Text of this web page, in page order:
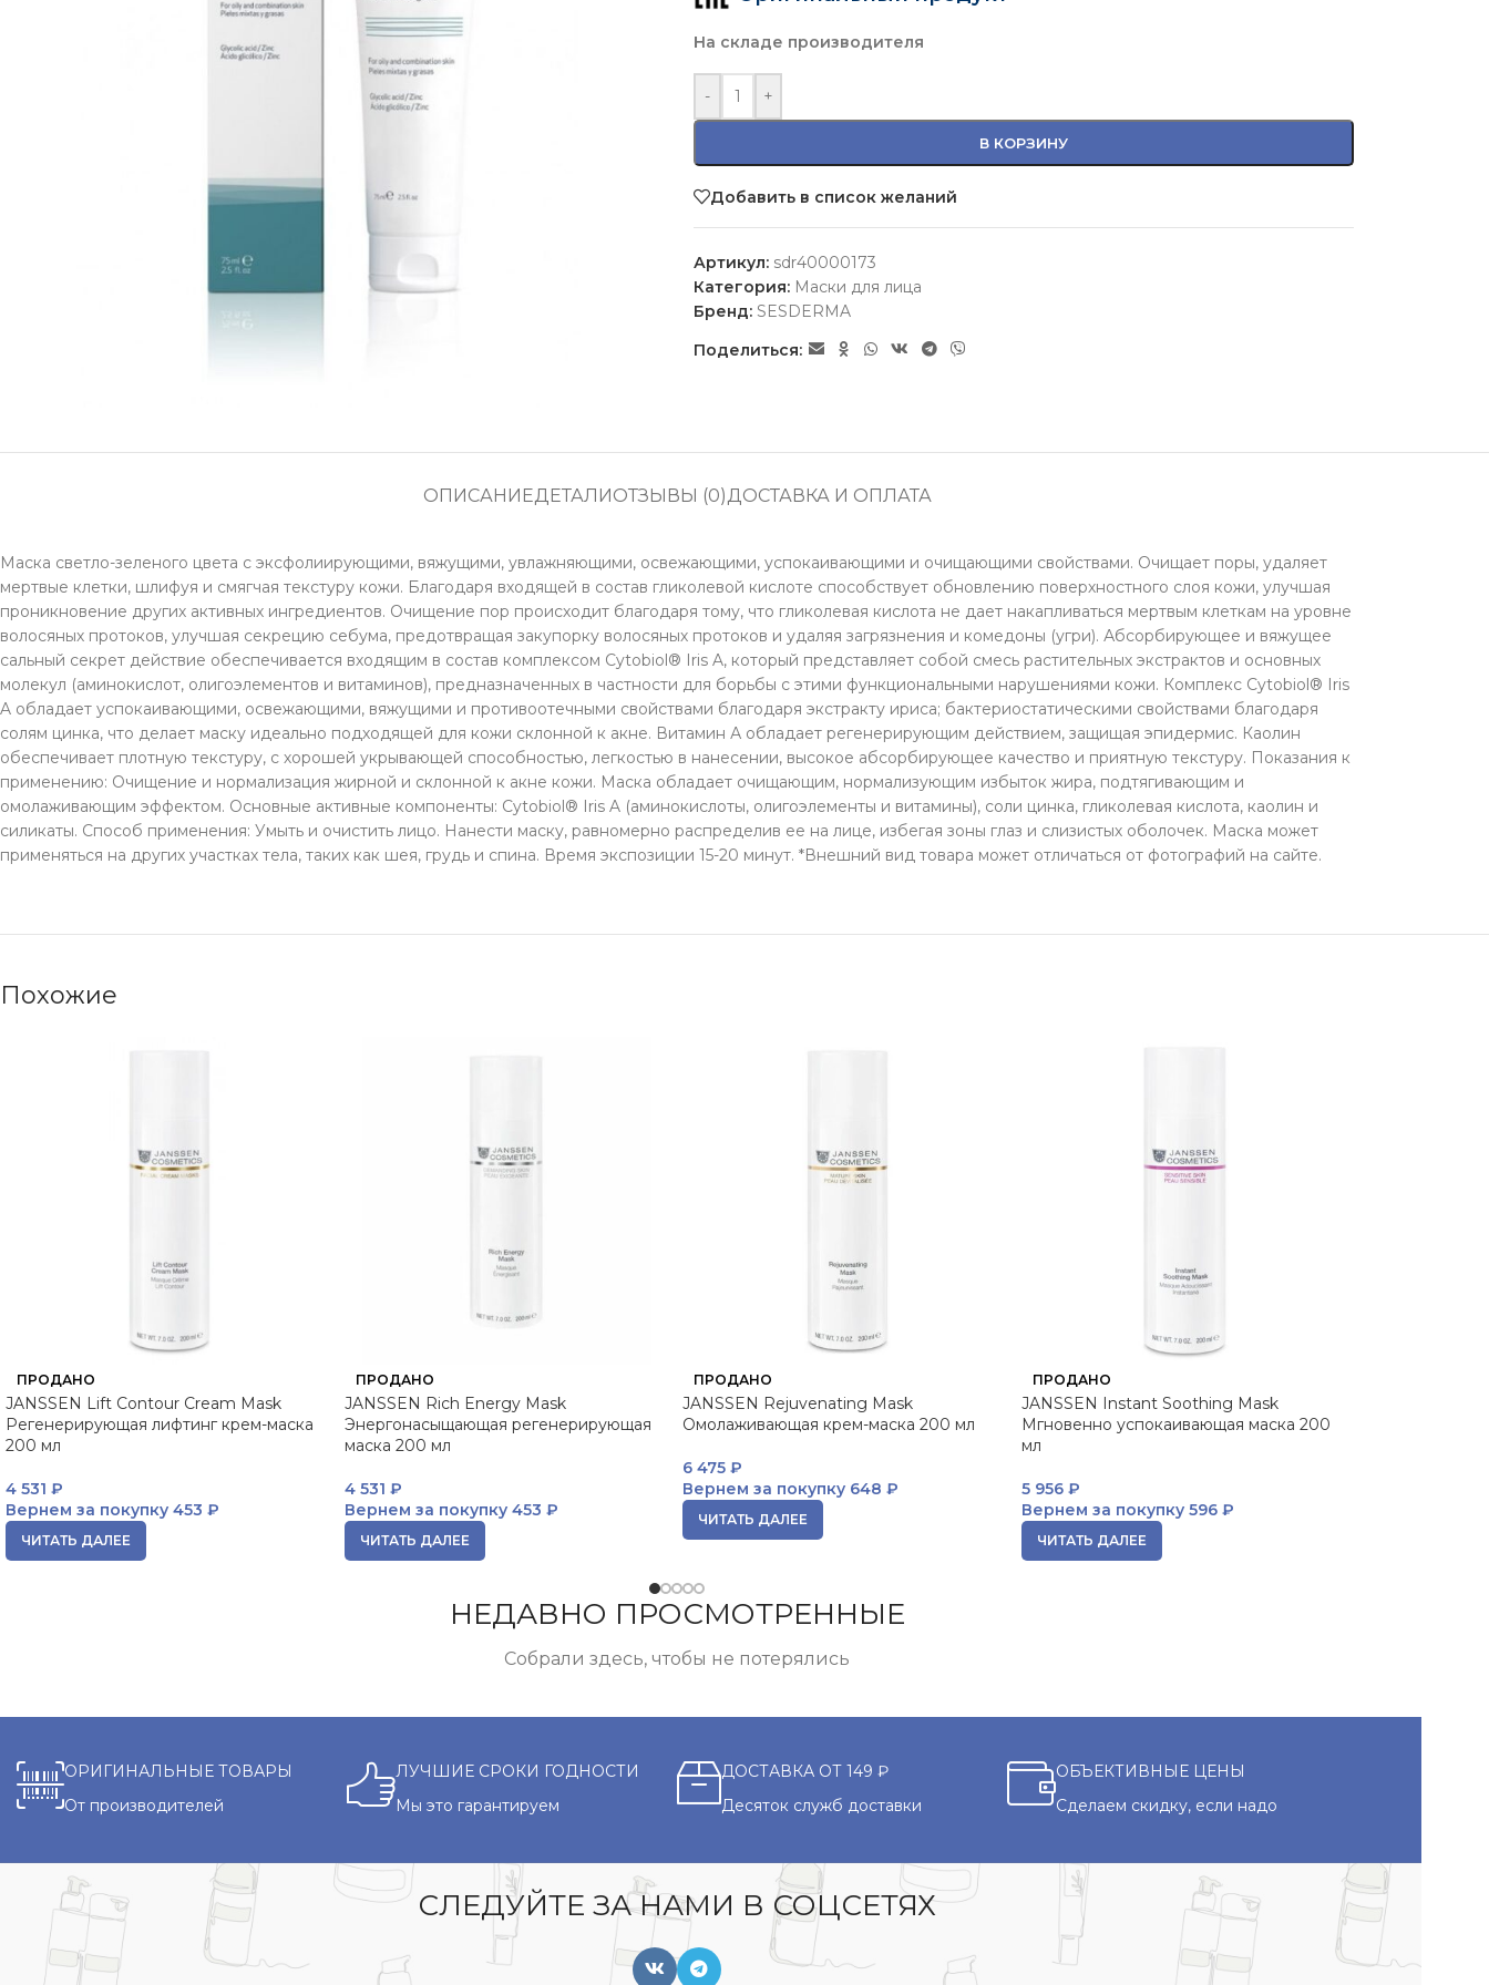
На складе производителя
- +
В КОРЗИНУ
Добавить в список желаний
Артикул: sdr40000173
Категория: Маски для лица
Бренд: SESDERMA
Поделиться:
ОПИСАНИЕДЕТАЛИОТЗЫВЫ (0)ДОСТАВКА И ОПЛАТА
Маска светло-зеленого цвета с эксфолиирующими, вяжущими, увлажняющими, освежающими, успокаивающими и очищающими свойствами. Очищает поры, удаляет
мертвые клетки, шлифуя и смягчая текстуру кожи. Благодаря входящей в состав гликолевой кислоте способствует обновлению поверхностного слоя кожи, улучшая
проникновение других активных ингредиентов. Очищение пор происходит благодаря тому, что гликолевая кислота не дает накапливаться мертвым клеткам на уровне
волосяных протоков, улучшая секрецию себума, предотвращая закупорку волосяных протоков и удаляя загрязнения и комедоны (угри). Абсорбирующее и вяжущее
сальный секрет действие обеспечивается входящим в состав комплексом Cytobiol® Iris A, который представляет собой смесь растительных экстрактов и основных
молекул (аминокислот, олигоэлементов и витаминов), предназначенных в частности для борьбы с этими функциональными нарушениями кожи. Комплекс Cytobiol® Iris
A обладает успокаивающими, освежающими, вяжущими и противоотечными свойствами благодаря экстракту ириса; бактериостатическими свойствами благодаря
солям цинка, что делает маску идеально подходящей для кожи склонной к акне. Витамин А обладает регенерирующим действием, защищая эпидермис. Каолин
обеспечивает плотную текстуру, с хорошей укрывающей способностью, легкостью в нанесении, высокое абсорбирующее качество и приятную текстуру. Показания к
применению: Очищение и нормализация жирной и склонной к акне кожи. Маска обладает очищающим, нормализующим избыток жира, подтягивающим и
омолаживающим эффектом. Основные активные компоненты: Cytobiol® Iris A (аминокислоты, олигоэлементы и витамины), соли цинка, гликолевая кислота, каолин и
силикаты. Способ применения: Умыть и очистить лицо. Нанести маску, равномерно распределив ее на лице, избегая зоны глаз и слизистых оболочек. Маска может
применяться на других участках тела, таких как шея, грудь и спина. Время экспозиции 15-20 минут. *Внешний вид товара может отличаться от фотографий на сайте.
Похожие
ПРОДАНО
JANSSEN Lift Contour Cream Mask
Регенерирующая лифтинг крем-маска
200 мл
4 531 ₽
Вернем за покупку 453 ₽
ЧИТАТЬ ДАЛЕЕ
ПРОДАНО
JANSSEN Rich Energy Mask
Энергонасыщающая регенерирующая
маска 200 мл
4 531 ₽
Вернем за покупку453 ₽
ЧИТАТЬ ДАЛЕЕ
ПРОДАНО
JANSSEN Rejuvenating Mask
Омолаживающая крем-маска 200 мл
6 475 ₽
Вернем за покупку 648 ₽
ЧИТАТЬ ДАЛЕЕ
ПРОДАНО
JANSSEN Instant Soothing Mask
Мгновенно успокаивающая маска 200
мл
5 956 ₽
Вернем за покупку596 ₽
ЧИТАТЬ ДАЛЕЕ
НЕДАВНО ПРОСМОТРЕННЫЕ
Собрали здесь, чтобы не потерялись
ОРИГИНАЛЬНЫЕ ТОВАРЫ
От производителей
ЛУЧШИЕ СРОКИ ГОДНОСТИ
Мы это гарантируем
ДОСТАВКА ОТ 149 ₽
Десяток служб доставки
ОБЪЕКТИВНЫЕ ЦЕНЫ
Сделаем скидку, если надо
СЛЕДУЙТЕ ЗА НАМИ В СОЦСЕТЯХ